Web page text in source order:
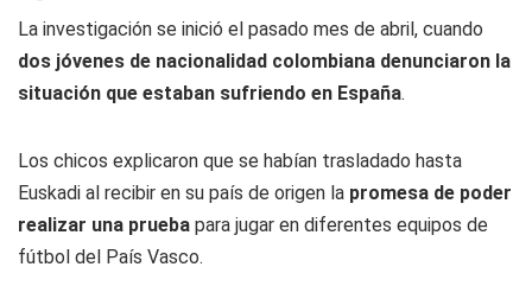
La investigación se inició el pasado mes de abril, cuando
dos jóvenes de nacionalidad colombiana denunciaron la
situación que estaban sufriendo en España.
Los chicos explicaron que se habían trasladado hasta
Euskadi al recibir en su país de origen la promesa de poder
realizar una prueba para jugar en diferentes equipos de
fútbol del País Vasco.